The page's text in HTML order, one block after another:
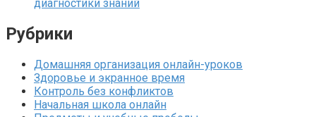
диагностики знаний
Рубрики
Домашняя организация онлайн-уроков
Здоровье и экранное время
Контроль без конфликтов
Начальная школа онлайн